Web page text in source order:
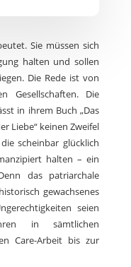
Sie müssen sich
halten und sollen
Die Rede ist von
Gesellschaften. Die
in ihrem Buch „Das
Liebe“ keinen Zweifel
scheinbar glücklich
halten – ein
das patriarchale
gewachsenes
seien
in sämtlichen
Care-Arbeit bis zur